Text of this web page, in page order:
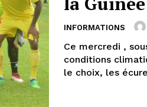
INFORMATIONS
Ce mercredi ,
conditions
le choix, les